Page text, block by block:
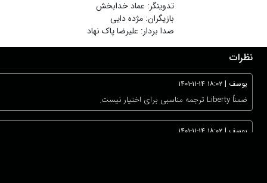
تدوینگر: عماد خدابخش
بازیگران: مژده دایی
صدا بردار: علیرضا پاک نهاد
نظرات
یوسف | ۱۴۰۱-۱۱-۱۴ ۱۸:۰۲
ضمناً Liberty ترجمه مناسبی برای اختیار نیست.
یوسف | ۱۴۰۱-۱۱-۱۴ ۱۸:۰۲